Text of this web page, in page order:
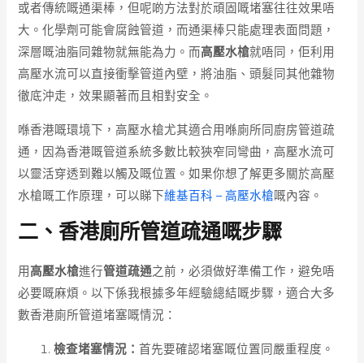
或者傳統嘅通渠棒，但呢啲方法對於頑固嘅堵塞往往效果唔
大。化學劑可能會腐蝕管道，而通渠棒只能處理表面問題，
深層嘅油脂同雜物就無能為力。而高壓水槍就唔同，佢利用
高壓水流可以直接衝擊管道內壁，將油脂、頭髮同其他雜物
徹底沖走，效果顯著而且相對安全。
喺香港嘅環境下，高壓水槍尤其適合用喺廁所同廚房管道疏
通，因為香港嘅管道系統多數比較狹窄同彎曲，高壓水流可
以靈活穿透到難以觸及嘅位置。如果你想了解更多關於高壓
水槍嘅工作原理，可以睇下維基百科 – 高壓水槍嘅內容。
二、香港廁所管道疏通嘅步驟
用 高壓水槍進行管道疏通之前，必須做好準備工作，避免唔
必要嘅麻煩。以下係我根據多年經驗總結嘅步驟，適合大多
數香港廁所管道堵塞嘅情況：
檢查堵塞情況：首先要確認堵塞嘅位置同嚴重程度。